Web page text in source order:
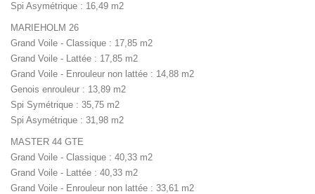
Spi Asymétrique : 16,49 m2
MARIEHOLM 26
Grand Voile - Classique : 17,85 m2
Grand Voile - Lattée : 17,85 m2
Grand Voile - Enrouleur non lattée : 14,88 m2
Genois enrouleur : 13,89 m2
Spi Symétrique : 35,75 m2
Spi Asymétrique : 31,98 m2
MASTER 44 GTE
Grand Voile - Classique : 40,33 m2
Grand Voile - Lattée : 40,33 m2
Grand Voile - Enrouleur non lattée : 33,61 m2